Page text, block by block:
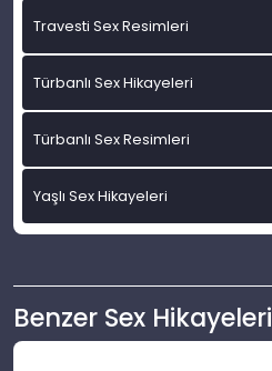
Travesti Sex Resimleri
Türbanlı Sex Hikayeleri
Türbanlı Sex Resimleri
Yaşlı Sex Hikayeleri
Benzer Sex Hikayeleri